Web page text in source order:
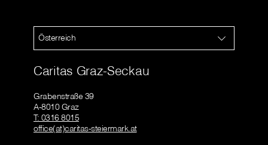
Österreich
Caritas Graz-Seckau
Grabenstraße 39
A-8010 Graz
T: 0316 8015
office(at)caritas-steiermark.at